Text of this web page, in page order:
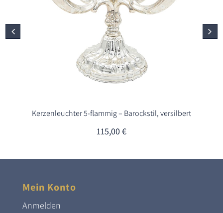
Kerzenleuchter 5-flammig – Barockstil, versilbert
115,00€
Mein Konto
Anmelden